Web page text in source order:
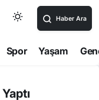
Haber Ara
Spor Yaşam